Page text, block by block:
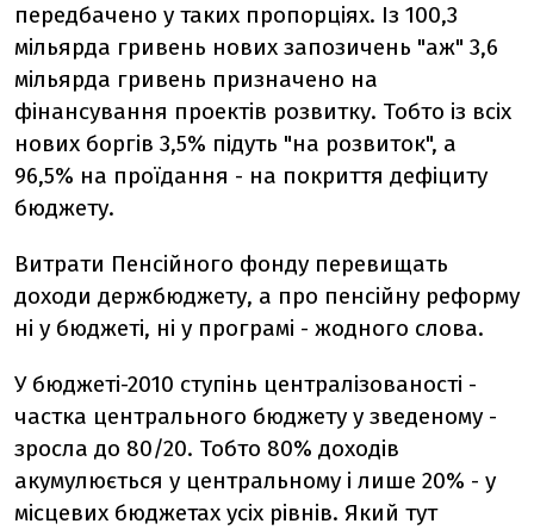
передбачено у таких пропорціях. Із 100,3
мільярда гривень нових запозичень "аж" 3,6
мільярда гривень призначено на
фінансування проектів розвитку. Тобто із всіх
нових боргів 3,5% підуть "на розвиток", а
96,5% на проїдання - на покриття дефіциту
бюджету.
Витрати Пенсійного фонду перевищать
доходи держбюджету, а про пенсійну реформу
ні у бюджеті, ні у програмі - жодного слова.
У бюджеті-2010 ступінь централізованості -
частка центрального бюджету у зведеному -
зросла до 80/20. Тобто 80% доходів
акумулюється у центральному і лише 20% - у
місцевих бюджетах усіх рівнів. Який тут